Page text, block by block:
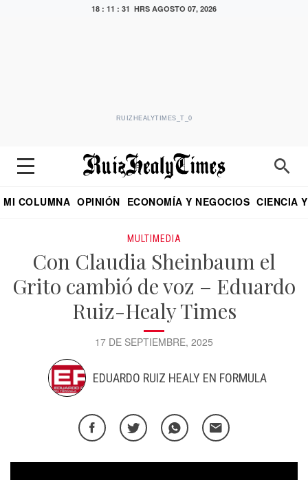
18 : 11 : 31 HRS AGOSTO 07, 2026
RUIZHEALYTIMES_T_0
MI COLUMNA OPINIÓN ECONOMÍA Y NEGOCIOS CIENCIA
MULTIMEDIA
Con Claudia Sheinbaum el
Grito cambió de voz – Eduardo
Ruiz-Healy Times
17 DE SEPTIEMBRE, 2025
EDUARDO RUIZ HEALY EN FORMULA